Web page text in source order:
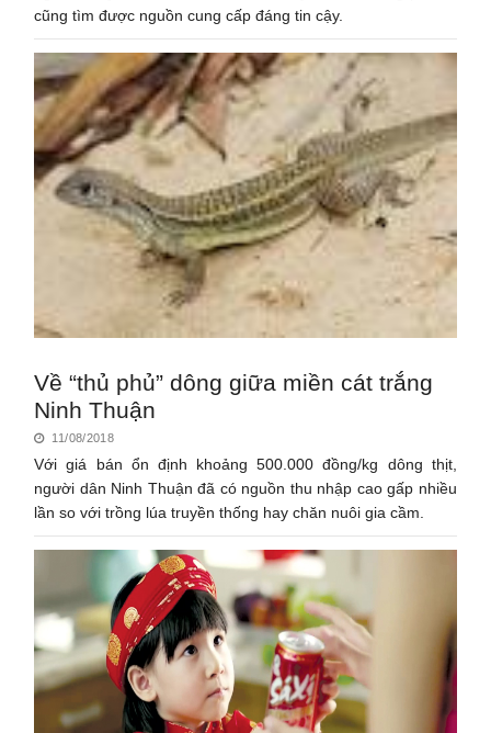
cũng tìm được nguồn cung cấp đáng tin cậy.
Về “thủ phủ” dông giữa miền cát trắng
Ninh Thuận
11/08/2018
Với giá bán ổn định khoảng 500.000 đồng/kg dông thịt,
người dân Ninh Thuận đã có nguồn thu nhập cao gấp nhiều
lần so với trồng lúa truyền thống hay chăn nuôi gia cầm.